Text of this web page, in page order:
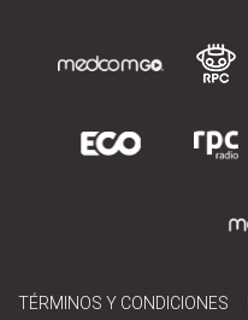
TÉRMINOS Y CONDICIONES